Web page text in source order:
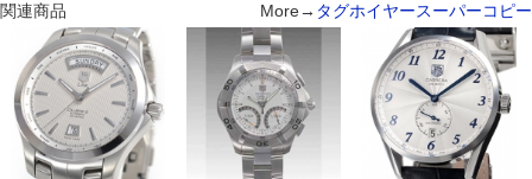
関連商品 More→ タグホイヤースーパーコピー